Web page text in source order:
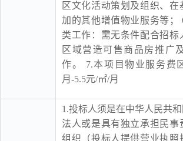
区文化活动策划及组织、在
加的其他增值物业服务等；
类工作：需无条件配合招标
区域营造可售商品房推广
作。 7.本项目物业服务费
月-5.5元/㎡/月
1.投标人须是在中华人民共
法人或是具有独立承担民事
组织（投标人提供营业执照